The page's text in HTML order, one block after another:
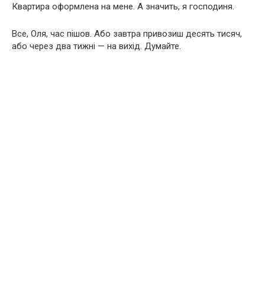
Квартира оформлена на мене. А значить, я господиня.
Все, Оля, час пішов. Або завтра привозиш десять тисяч,
або через два тижні — на вихід. Думайте.